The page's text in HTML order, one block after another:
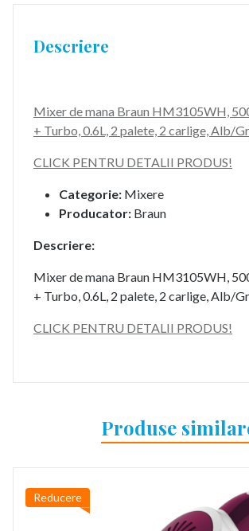
Descriere
Mixer de mana Braun HM3105WH,
+ Turbo, 0.6L, 2 palete, 2 carlige, Alb/
CLICK PENTRU DETALII PRODUS!
Categorie: Mixere
Producator: Braun
Descriere:
Mixer de mana Braun HM3105WH,
+ Turbo, 0.6L, 2 palete, 2 carlige, Alb/
CLICK PENTRU DETALII PRODUS!
Produse
Reducere